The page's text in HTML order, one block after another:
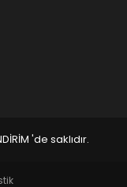
'de saklıdır.